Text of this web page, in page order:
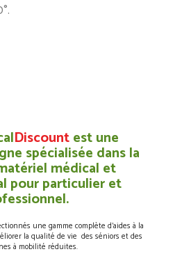
Discountest une
spécialisée dans la
médical et
pour particulier et
une gamme complète d’aides à la
la qualité de vie des séniors et des
à mobilité réduites.